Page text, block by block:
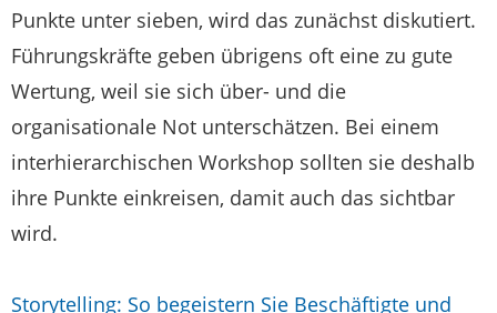
Punkte unter sieben, wird das zunächst diskutiert.
Führungskräfte geben übrigens oft eine zu gute
Wertung, weil sie sich über- und die
organisationale Not unterschätzen. Bei einem
interhierarchischen Workshop sollten sie deshalb
ihre Punkte einkreisen, damit auch das sichtbar
wird.
Storytelling: So begeistern Sie Beschäftigte und